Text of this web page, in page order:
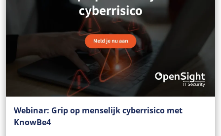
Webinar: Grip op menselijk cyberrisico met
KnowBe4